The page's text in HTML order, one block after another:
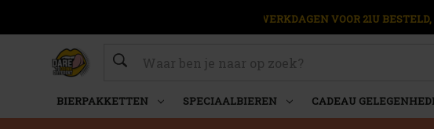
OP WERKDAGEN VOOR 21U
Zoeken
BIERPAKKETTEN SPECIAALBIEREN CADEAU